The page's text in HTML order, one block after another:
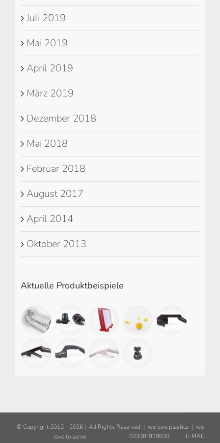
Juli 2019
Mai 2019
April 2019
März 2019
Dezember 2018
Mai 2018
Februar 2018
August 2017
April 2014
Oktober 2013
Aktuelle Produktbeispiele
© Copyright 2012 - 2026 | All Rights Reserved | we love plastics | we
love to serve
02338-919830 E-MAIL